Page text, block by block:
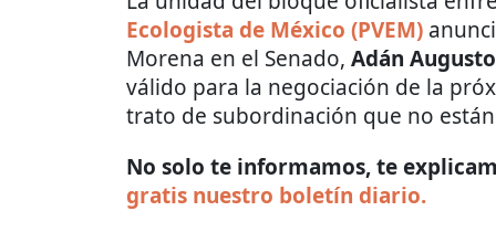
Ecologista de México (PVEM)
Morena en el Senado, Adán
válido para la negociación de la
trato de subordinación que no
No solo te informamos, te
gratis nuestro boletín diario.